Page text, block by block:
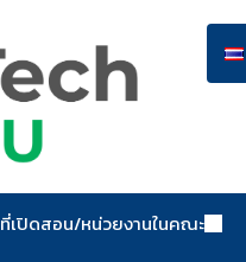
เปิดสอน/หน่วยงานในคณะ